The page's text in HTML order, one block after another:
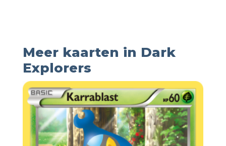
Meer kaarten in Dark
Explorers